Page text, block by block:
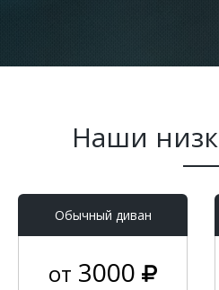
Наши
Обычный диван
от 3000